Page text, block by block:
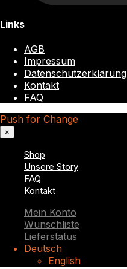
Links
AGB
Impressum
Datenschutzerklärung
Kontakt
FAQ
Push for Change
×
Shop
Unsere Story
FAQ
Kontakt
Mein Konto
Wunschliste
Lieferstatus
Deutsch
English